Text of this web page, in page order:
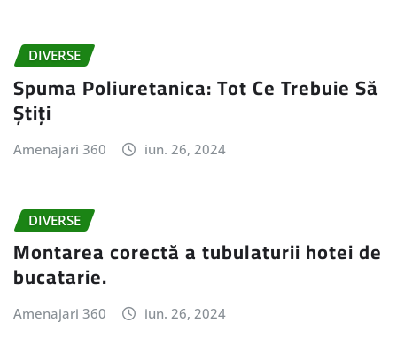
DIVERSE
Spuma Poliuretanica: Tot Ce Trebuie Să
Știți
Amenajari 360 iun. 26, 2024
DIVERSE
Montarea corectă a tubulaturii hotei de
bucatarie.
Amenajari 360 iun. 26, 2024